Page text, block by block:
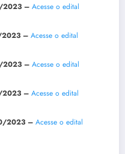
2023 – Acesse o edital
2023 – Acesse o edital
2023 – Acesse o edital
2023 – Acesse o edital
2023 – Acesse o edital